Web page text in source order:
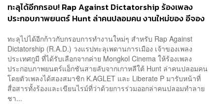
ทะลุได้อีกกรอบ! Rap Against Dictatorship ร้องเพลง
ประกอบภาพยนตร์ Hunt ล่าคนปลอมคน งานใหม่ของ อีจอง
ทะลุไปได้อีกก้าวกับกรอบการทำงานใหม่ๆ สำหรับ Rap Against
Dictatorship (R.A.D.) วงแรปทะลุเพดานการเมือง เจ้าของเพลง
ประเทศกูมี ที่ได้รับเลือกจากค่าย Mongkol Cinema ให้ร้องเพลง
ประกอบภาพยนตร์แอ็กชันสายลับจากเกาหลีใต้ Hunt ล่าคนปลอมคน
โดยตัวเพลงได้สองสมาชิก K.AGLET และ Liberate P มารับหน้าที่
สื่อสารทั้งร้องและเขียนไรม์ที่ว่าด้วยการร่วมออกล่าคนปลอมทำลาย
ชา...